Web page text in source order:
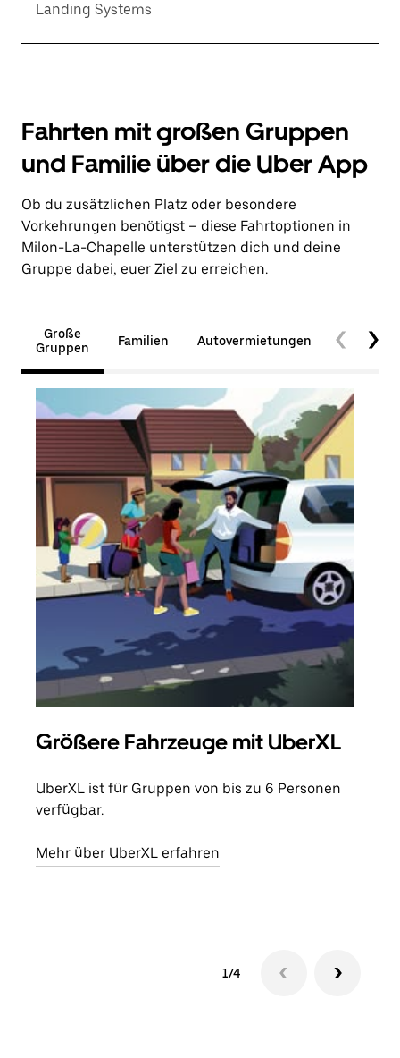
Landing Systems
Fahrten mit großen Gruppen
und Familie über die Uber App
Ob du zusätzlichen Platz oder besondere
Vorkehrungen benötigst – diese Fahrtoptionen in
Milon-La-Chapelle unterstützen dich und deine
Gruppe dabei, euer Ziel zu erreichen.
Große
Gruppen
Familien Autovermietungen
Größere Fahrzeuge mit UberXL
UberXL ist für Gruppen von bis zu 6 Personen
verfügbar.
Mehr über UberXL erfahren
1/4